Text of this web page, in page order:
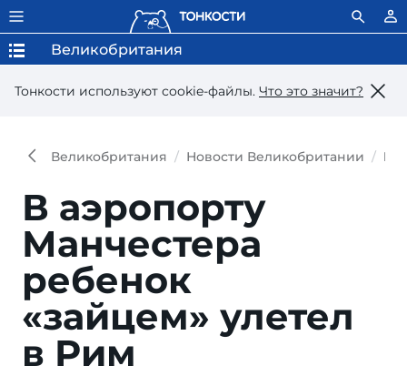
Тонкости используют сookie-файлы. Что это значит?
Великобритания
Великобритания Новости Великобритании В
В аэропорту
Манчестера
ребенок
«зайцем» улетел
в Рим